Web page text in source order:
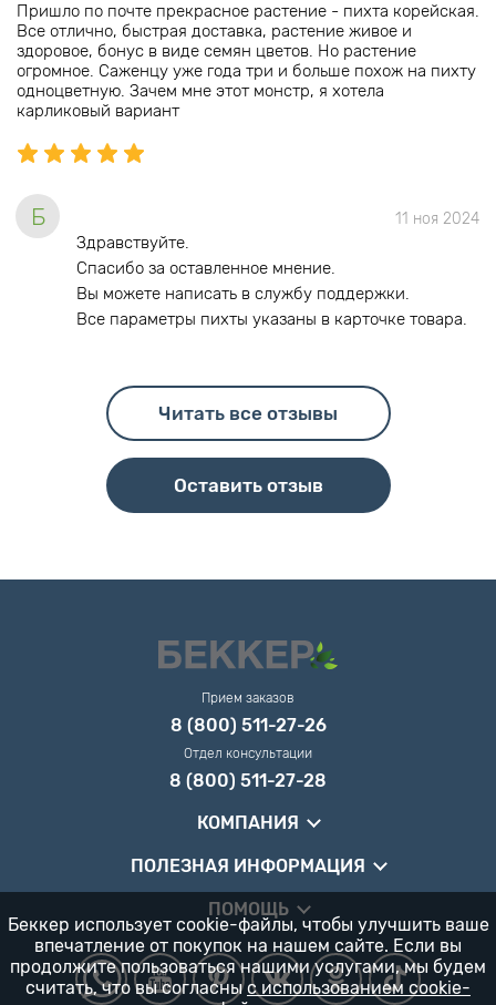
Пришло по почте прекрасное растение - пихта корейская.
Все отлично, быстрая доставка, растение живое и
здоровое, бонус в виде семян цветов. Но растение
огромное. Саженцу уже года три и больше похож на пихту
одноцветную. Зачем мне этот монстр, я хотела
карликовый вариант
Б 11 ноя 2024
Здравствуйте.
Спасибо за оставленное мнение.
Вы можете написать в службу поддержки.
Все параметры пихты указаны в карточке товара.
Читать все отзывы
Оставить отзыв
Прием заказов
8 (800) 511-27-26
Отдел консультации
8 (800) 511-27-28
КОМПАНИЯ
ПОЛЕЗНАЯ ИНФОРМАЦИЯ
ПОМОЩЬ
Беккер использует cookie-файлы, чтобы улучшить ваше
впечатление от покупок на нашем сайте. Если вы
продолжите пользоваться нашими услугами, мы будем
считать, что вы согласны с использованием cookie-